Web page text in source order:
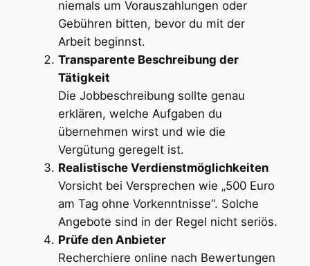
niemals um Vorauszahlungen oder
Gebühren bitten, bevor du mit der
Arbeit beginnst.
Transparente Beschreibung der
Tätigkeit
Die Jobbeschreibung sollte genau
erklären, welche Aufgaben du
übernehmen wirst und wie die
Vergütung geregelt ist.
Realistische Verdienstmöglichkeiten
Vorsicht bei Versprechen wie „500 Euro
am Tag ohne Vorkenntnisse“. Solche
Angebote sind in der Regel nicht seriös.
Prüfe den Anbieter
Recherchiere online nach Bewertungen